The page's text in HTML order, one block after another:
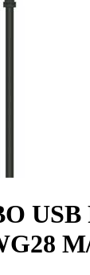
USB